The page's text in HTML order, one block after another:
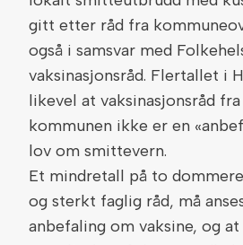
gitt etter råd fra
også i samsvar med
vaksinasjonsråd. Flertallet i
likevel at vaksinasjonsråd
kommunen ikke er en
lov om smittevern.
Et mindretall på to
og sterkt faglig råd, må
anbefaling om vaksine, og